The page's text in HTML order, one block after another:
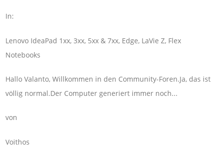
In:
Lenovo IdeaPad 1xx, 3xx, 5xx & 7xx, Edge, LaVie Z, Flex
Notebooks
Hallo Valanto, Willkommen in den Community-Foren.Ja, das ist
völlig normal.Der Computer generiert immer noch...
von
Voithos